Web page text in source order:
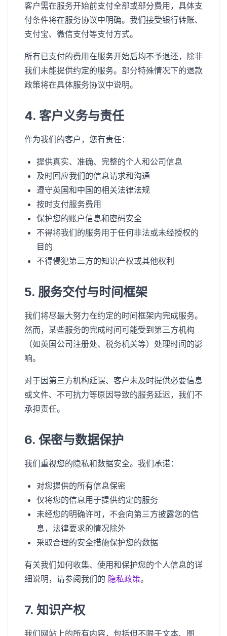
客户需在服务开始前支付全部或部分费用，具体支
付条件将在服务协议中明确。我们接受银行转账、
支付宝、微信支付等支付方式。
所有已支付的费用在服务开始后均不予退还，除非
我们未能提供约定的服务。部分特殊情况下的退款
政策将在具体服务协议中说明。
4. 客户义务与责任
作为我们的客户，您有责任：
提供真实、准确、完整的个人和公司信息
及时回应我们的信息请求和沟通
遵守英国和中国的相关法律法规
按时支付服务费用
保护您的账户信息和密码安全
不得将我们的服务用于任何非法或未经授权的
目的
不得侵犯第三方的知识产权或其他权利
5. 服务交付与时间框架
我们将尽最大努力在约定的时间框架内完成服务。
然而，某些服务的完成时间可能受到第三方机构
（如英国公司注册处、税务机关等）处理时间的影
响。
对于因第三方机构延误、客户未及时提供必要信息
或文件、不可抗力等原因导致的服务延迟，我们不
承担责任。
6. 保密与数据保护
我们重视您的隐私和数据安全。我们承诺：
对您提供的所有信息保密
仅将您的信息用于提供约定的服务
未经您的明确许可，不会向第三方披露您的信
息，法律要求的情况除外
采取合理的安全措施保护您的数据
有关我们如何收集、使用和保护您的个人信息的详
细说明，请参阅我们的 隐私政策。
7. 知识产权
我们网站上的所有内容，包括但不限于文本、图